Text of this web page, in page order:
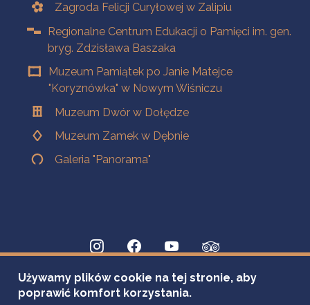
Zagroda Felicji Curyłowej w Zalipiu
Regionalne Centrum Edukacji o Pamięci im. gen.
bryg. Zdzisława Baszaka
Muzeum Pamiątek po Janie Matejce
"Koryznówka" w Nowym Wiśniczu
Muzeum Dwór w Dołędze
Muzeum Zamek w Dębnie
Galeria "Panorama"
Używamy plików cookie na tej stronie, aby
poprawić komfort korzystania.